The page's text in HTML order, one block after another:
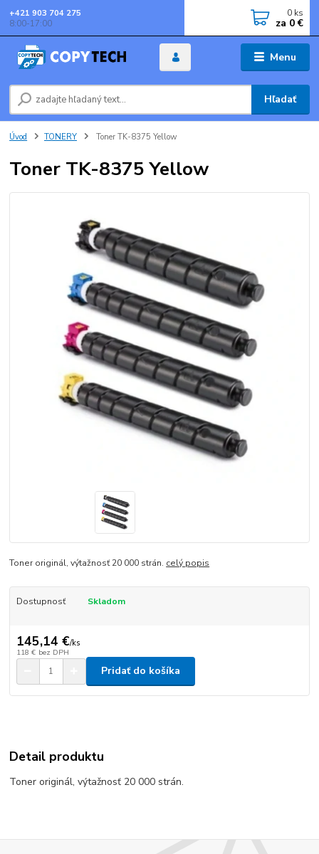
Menu
Hľadať
+421 903 704 275
8:00-17:00
0 ks
za 0 €
Úvod TONERY Toner TK-8375 Yellow
Toner TK-8375 Yellow
Toner originál, výtažnosť 20 000 strán. celý popis
Dostupnosť Skladom
145,14 €/ks
118 € bez DPH
Pridať do košíka
Detail produktu
Toner originál, výtažnosť 20 000 strán.